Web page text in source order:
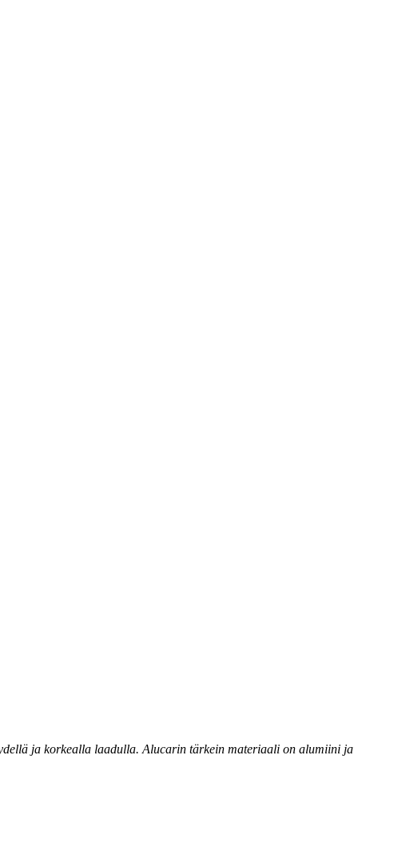
ja korkealla laadulla. Alucarin tärkein materiaali on alumiini ja